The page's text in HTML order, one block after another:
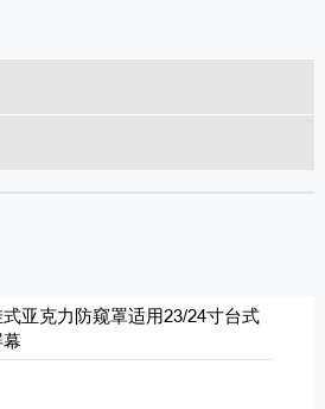
亚克力防窥罩适用23/24寸台式